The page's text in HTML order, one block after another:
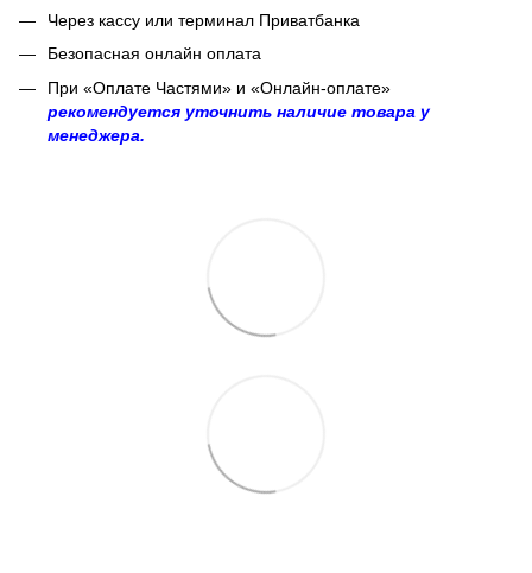
Через кассу или терминал Приватбанка
Безопасная онлайн оплата
При «Оплате Частями» и «Онлайн-оплате»
рекомендуется уточнить наличие товара у
менеджера.